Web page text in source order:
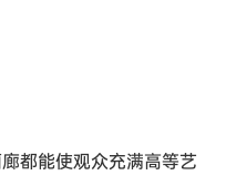
都能使观众充满高等艺